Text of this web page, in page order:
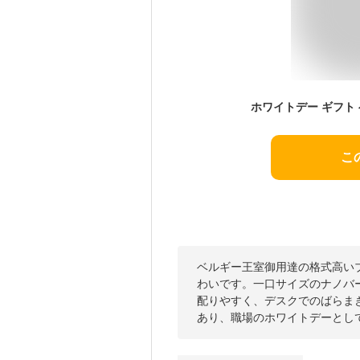
こ
ベルギー王室御用達の格式高
わいです。一口サイズのナノ
配りやすく、デスクでのばら
あり、職場のホワイトデーとし